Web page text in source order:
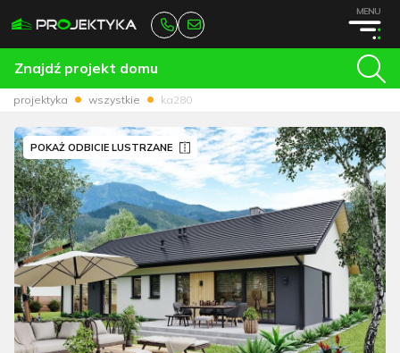
MENU
Znajdź projekt domu
projektyka wszystkie ka280
POKAŻ ODBICIE LUSTRZANE